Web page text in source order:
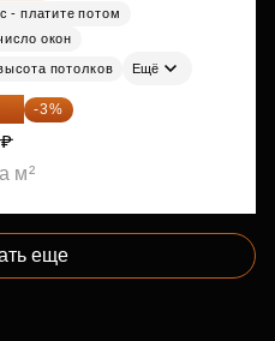
- платите потом
окон
потолков Ещё
₽ -3%
м²
еще